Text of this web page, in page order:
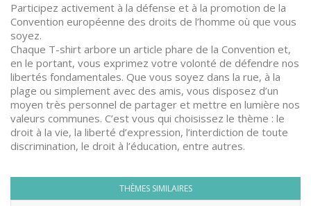
Participez activement à la défense et à la promotion de la
Convention européenne des droits de l’homme où que vous
soyez.
Chaque T-shirt arbore un article phare de la Convention et,
en le portant, vous exprimez votre volonté de défendre nos
libertés fondamentales. Que vous soyez dans la rue, à la
plage ou simplement avec des amis, vous disposez d’un
moyen très personnel de partager et mettre en lumière nos
valeurs communes. C’est vous qui choisissez le thème : le
droit à la vie, la liberté d’expression, l’interdiction de toute
discrimination, le droit à l’éducation, entre autres.
THÈMES SIMILAIRES